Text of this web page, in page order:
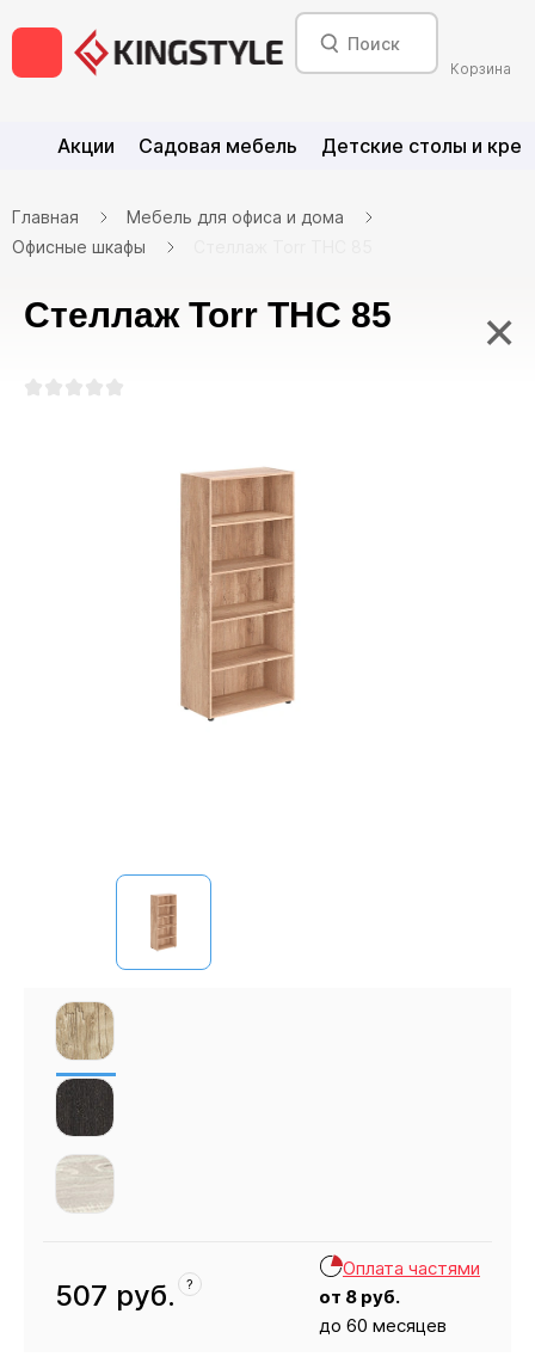
Корзина
Акции Садовая мебель Детские столы и
Главная
Мебель для офиса и дома
Офисные шкафы
Стеллаж Torr THC 85
507 руб. ?
Оплата частями
от 8 руб.
до 60 месяцев
×